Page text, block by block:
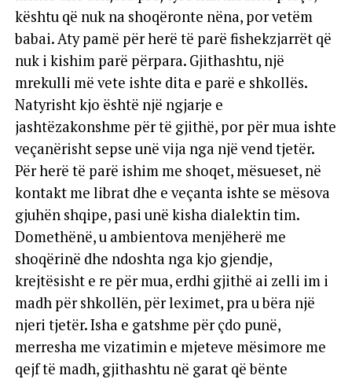
kështu që nuk na shoqëronte nëna, por vetëm
babai. Aty pamë për herë të parë fishekzjarrët që
nuk i kishim parë përpara. Gjithashtu, një
mrekulli më vete ishte dita e parë e shkollës.
Natyrisht kjo është një ngjarje e
jashtëzakonshme për të gjithë, por për mua ishte
veçanërisht sepse unë vija nga një vend tjetër.
Për herë të parë ishim me shoqet, mësueset, në
kontakt me librat dhe e veçanta ishte se mësova
gjuhën shqipe, pasi unë kisha dialektin tim.
Domethënë, u ambientova menjëherë me
shoqërinë dhe ndoshta nga kjo gjendje,
krejtësisht e re për mua, erdhi gjithë ai zelli im i
madh për shkollën, për leximet, pra u bëra një
njeri tjetër. Isha e gatshme për çdo punë,
merresha me vizatimin e mjeteve mësimore me
qejf të madh, gjithashtu në garat që bënte